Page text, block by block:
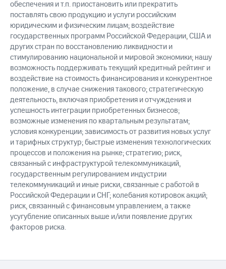
обеспечения и т.п. приостановить или прекратить
поставлять свою продукцию и услуги российским
юридическим и физическим лицам; воздействие
государственных программ Российской Федерации, США и
других стран по восстановлению ликвидности и
стимулированию национальной и мировой экономики; нашу
возможность поддерживать текущий кредитный рейтинг и
воздействие на стоимость финансирования и конкурентное
положение, в случае снижения такового; стратегическую
деятельность, включая приобретения и отчуждения и
успешность интеграции приобретенных бизнесов;
возможные изменения по квартальным результатам;
условия конкуренции; зависимость от развития новых услуг
и тарифных структур; быстрые изменения технологических
процессов и положения на рынке; стратегию; риск,
связанный с инфраструктурой телекоммуникаций,
государственным регулированием индустрии
телекоммуникаций и иные риски, связанные с работой в
Российской Федерации и СНГ; колебания котировок акций;
риск, связанный с финансовым управлением, а также
усугубление описанных выше и/или появление других
факторов риска.